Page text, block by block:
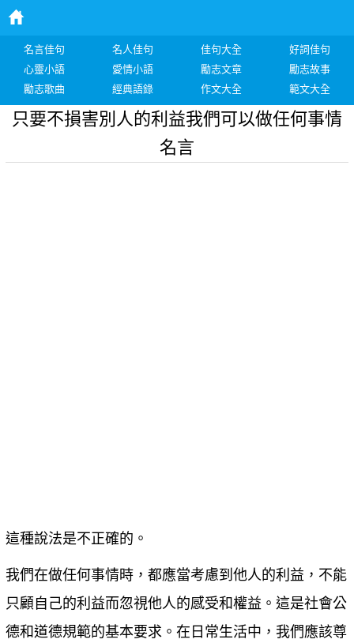
名言佳句 名人佳句 佳句大全
好詞佳句
心靈小語
愛情小語 勵志文章
勵志故事
勵志歌曲
經典語錄 作文大全 範文大全
只要不損害別人的利益我們可以做任何事情
名言
這種說法是不正確的。
我們在做任何事情時，都應當考慮到他人的利益，不能
只顧自己的利益而忽視他人的感受和權益。這是社會公
德和道德規範的基本要求。在日常生活中，我們應該尊